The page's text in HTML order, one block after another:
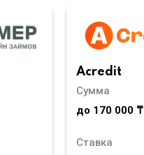
Acredit
Сумма
до 170 000 ₸
Ставка